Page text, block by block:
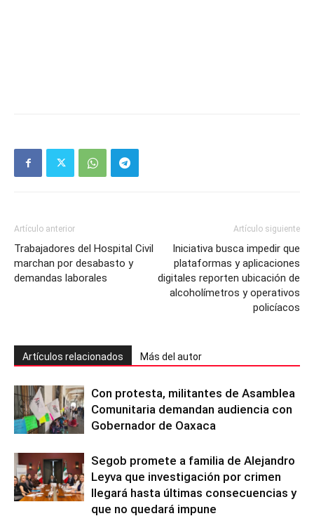
Artículo anterior
Trabajadores del Hospital Civil
marchan por desabasto y
demandas laborales
Artículo siguiente
Iniciativa busca impedir que
plataformas y aplicaciones
digitales reporten ubicación de
alcoholímetros y operativos
policíacos
Artículos relacionados Más del autor
Con protesta, militantes de Asamblea
Comunitaria demandan audiencia con
Gobernador de Oaxaca
Segob promete a familia de Alejandro
Leyva que investigación por crimen
llegará hasta últimas consecuencias y
que no quedará impune